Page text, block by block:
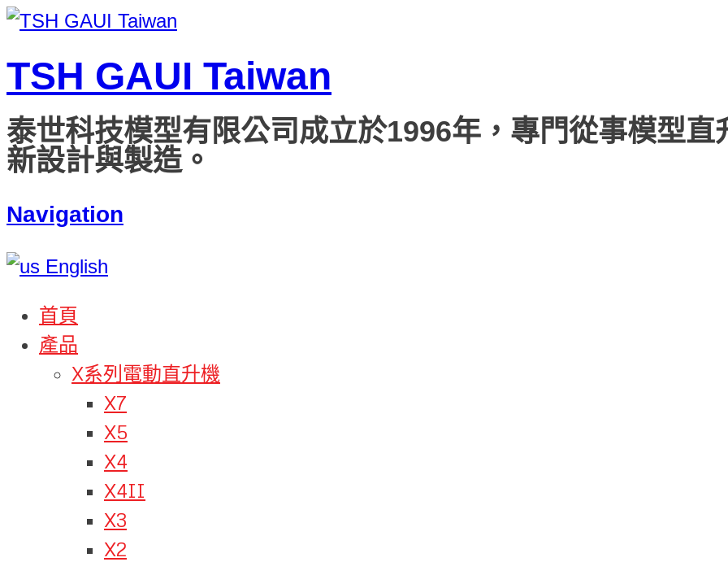
TSH GAUI Taiwan
泰世科技模型有限公司成立於1996年，專門從事模型
新設計與製造。
Navigation
English
首頁
產品
X系列電動直升機
X7
X5
X4
X4II
X3
X2